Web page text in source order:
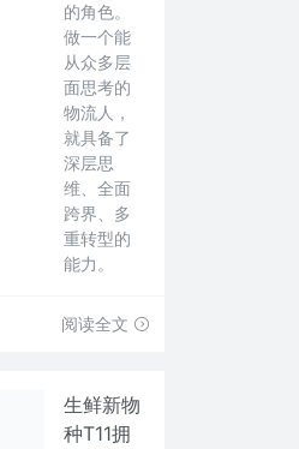
的角色。
做一个能
从众多层
面思考的
物流人，
就具备了
深层思
维、全面
跨界、多
重转型的
能力。
阅读全文
生鲜新物
种T11拥